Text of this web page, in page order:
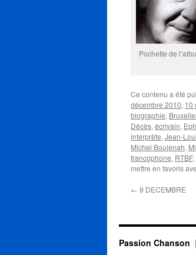
Pochette de
Ce contenu a été
décembre 2010, 10
biographie,
Décès, écrivain,
interprète, Jean-
Michel Boujenah,
francophone, RTBF,
mettre en favoris
← 9 DECEMBRE
Passion Chanson